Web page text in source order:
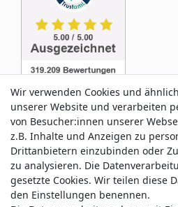
Service & Kontakt
Wünschen Sie einen
Wir verwenden Cookies und
unserer Website und verarbeiten
von Besucher:innen unserer
z.B. Inhalte und Anzeigen zu
Drittanbietern einzubinden oder
zu analysieren. Die
gesetzte Cookies. Wir teilen diese
den Einstellungen benennen.